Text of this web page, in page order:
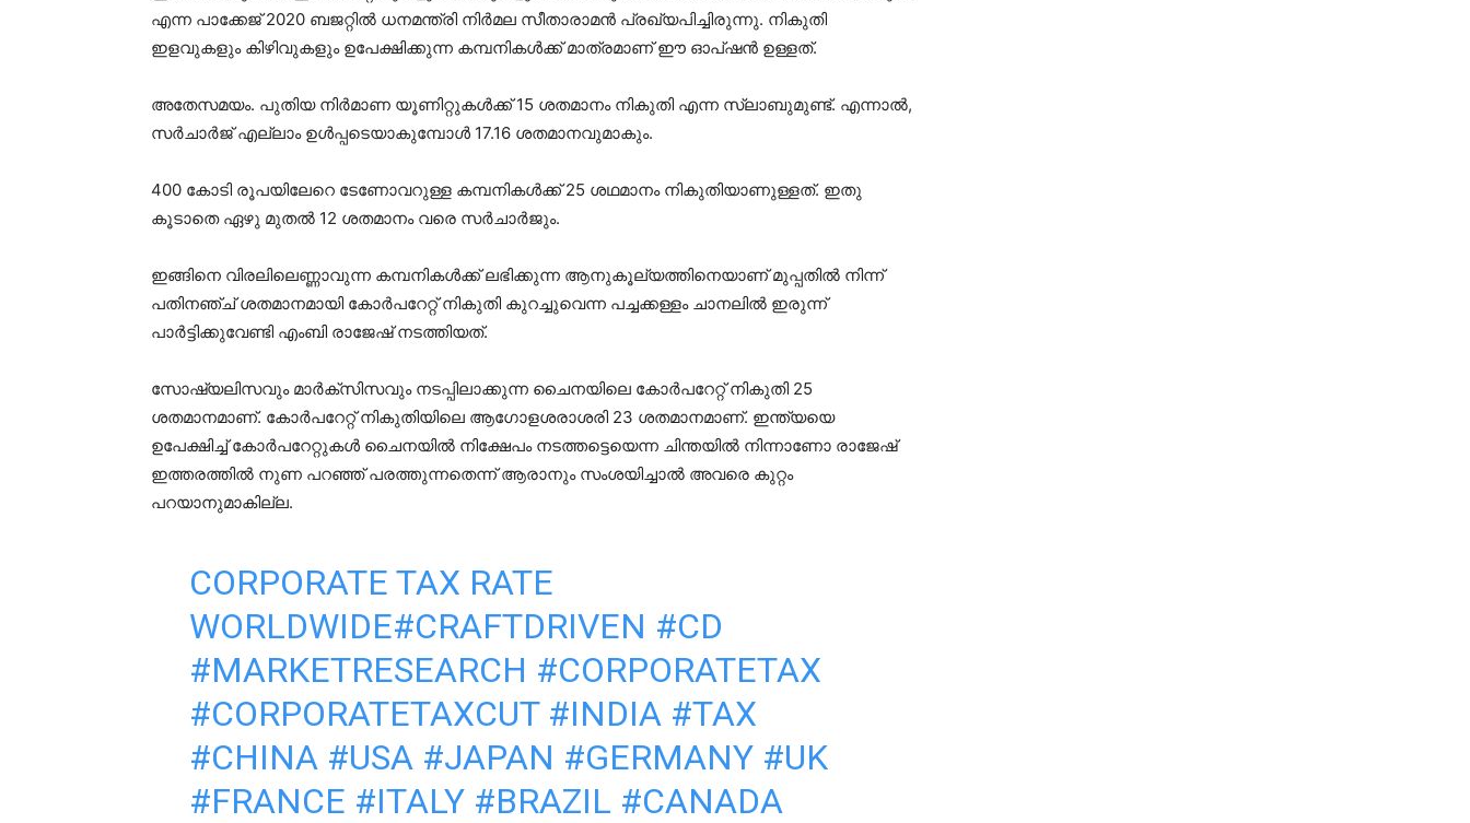
എന്ന പാക്കേജ് 2020 ബജറ്റില്‍ ധനമന്ത്രി നിര്‍മല സീതാരാമന്‍ പ്രഖ്യപിച്ചിരുന്നു. നികുതി
ഇളവുകളും കിഴിവുകളും ഉപേക്ഷിക്കുന്ന കമ്പനികള്‍ക്ക് മാത്രമാണ് ഈ ഓപ്ഷന്‍ ഉള്ളത്.
അതേസമയം. പുതിയ നിര്‍മാണ യൂണിറ്റുകള്‍ക്ക് 15 ശതമാനം നികുതി എന്ന സ്ലാബുമുണ്ട്. എന്നാല്‍,
സര്‍ചാര്‍ജ് എല്ലാം ഉള്‍പ്പടെയാകുമ്പോള്‍ 17.16 ശതമാനവുമാകും.
400 കോടി രൂപയിലേറെ ടേണോവറുള്ള കമ്പനികള്‍ക്ക് 25 ശഥമാനം നികുതിയാണുള്ളത്. ഇതു
കൂടാതെ ഏഴു മുതല്‍ 12 ശതമാനം വരെ സര്‍ചാര്‍ജും.
ഇങ്ങിനെ വിരലിലെണ്ണാവുന്ന കമ്പനികള്‍ക്ക് ലഭിക്കുന്ന ആനുകൂല്യത്തിനെയാണ് മുപ്പതില്‍ നിന്ന്
പതിനഞ്ച് ശതമാനമായി കോര്‍പറേറ്റ് നികുതി കുറച്ചുവെന്ന പച്ചക്കള്ളം ചാനലില്‍ ഇരുന്ന്
പാര്‍ട്ടിക്കുവേണ്ടി എംബി രാജേഷ് നടത്തിയത്.
സോഷ്യലിസവും മാര്‍ക്‌സിസവും നടപ്പിലാക്കുന്ന ചൈനയിലെ കോര്‍പറേറ്റ് നികുതി 25
ശതമാനമാണ്. കോര്‍പറേറ്റ് നികുതിയിലെ ആഗോളശരാശരി 23 ശതമാനമാണ്. ഇന്ത്യയെ
ഉപേക്ഷിച്ച് കോര്‍പറേറ്റുകള്‍ ചൈനയില്‍ നിക്ഷേപം നടത്തട്ടെയെന്ന ചിന്തയില്‍ നിന്നാണോ രാജേഷ്
ഇത്തരത്തില്‍ നുണ പറഞ്ഞ് പരത്തുന്നതെന്ന് ആരാനും സംശയിച്ചാല്‍ അവരെ കുറ്റം
പറയാനുമാകില്ല.
CORPORATE TAX RATE
WORLDWIDE#CRAFTDRIVEN #CD
#MARKETRESEARCH #CORPORATETAX
#CORPORATETAXCUT #INDIA #TAX
#CHINA #USA #JAPAN #GERMANY #UK
#FRANCE #ITALY #BRAZIL #CANADA